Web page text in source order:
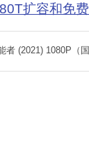
扩容和免
者 (2021) 1080P（国